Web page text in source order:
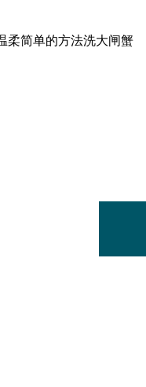
柔简单的方法洗大闸蟹